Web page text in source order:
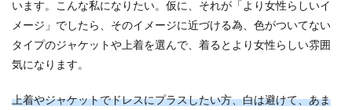
います。こんな私になりたい。仮に、それが「より女性らしいイ
メージ」でしたら、そのイメージに近づける為、色がついてない
タイプのジャケットや上着を選んで、着るとより女性らしい雰囲
気になります。
上着やジャケットでドレスにプラスしたい方、白は避けて、あま